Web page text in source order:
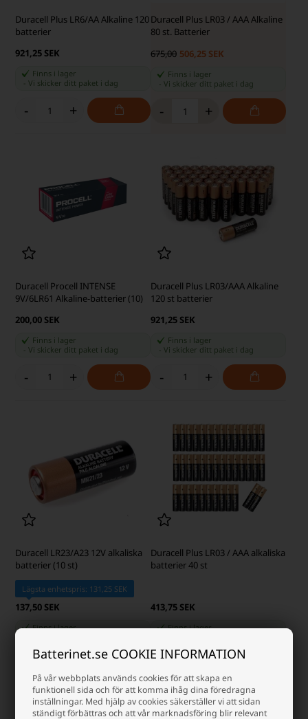
Batterinet.se COOKIE INFORMATION
På vår webbplats används cookies för att skapa en
funktionell sida och för att komma ihåg dina föredragna
inställningar. Med hjälp av cookies säkerställer vi att sidan
ständigt förbättras och att vår marknadsföring blir relevant
Duracell Plus LR6/AA Alkaline 120
batterier
921,25 SEK
Finns i lager
-Vi skicker ditt paket i dag
- +
Duracell Plus LR03 / AAA Alkaline
80 st. Batterier
675,00 506,25 SEK
Finns i lager
Vi skicker ditt paket i dag
- +
Duracell Procell INTENSE
9V/6LR61 Alkaline-batterier (10)
200,00 SEK
Finns i lager
-Vi skicker ditt paket i dag
- +
Duracell Plus LR03/AAA Alkaline
120 st batterier
921,25 SEK
Finns i lager
Vi skicker ditt paket i dag
- +
Duracell LR23/A23 12V alkaliska
batterier (10 st)
Lägsta enhetspris: 131,25 SEK
137,50 SEK
Finns i lager
+
Duracell Plus LR03 / AAA alkaliska
batterier 40 st
413,75 SEK
Finns i lager
- +